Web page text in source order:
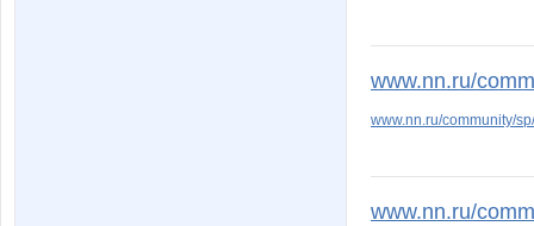
www.nn.ru/
www.nn.ru/community/
www.nn.ru/